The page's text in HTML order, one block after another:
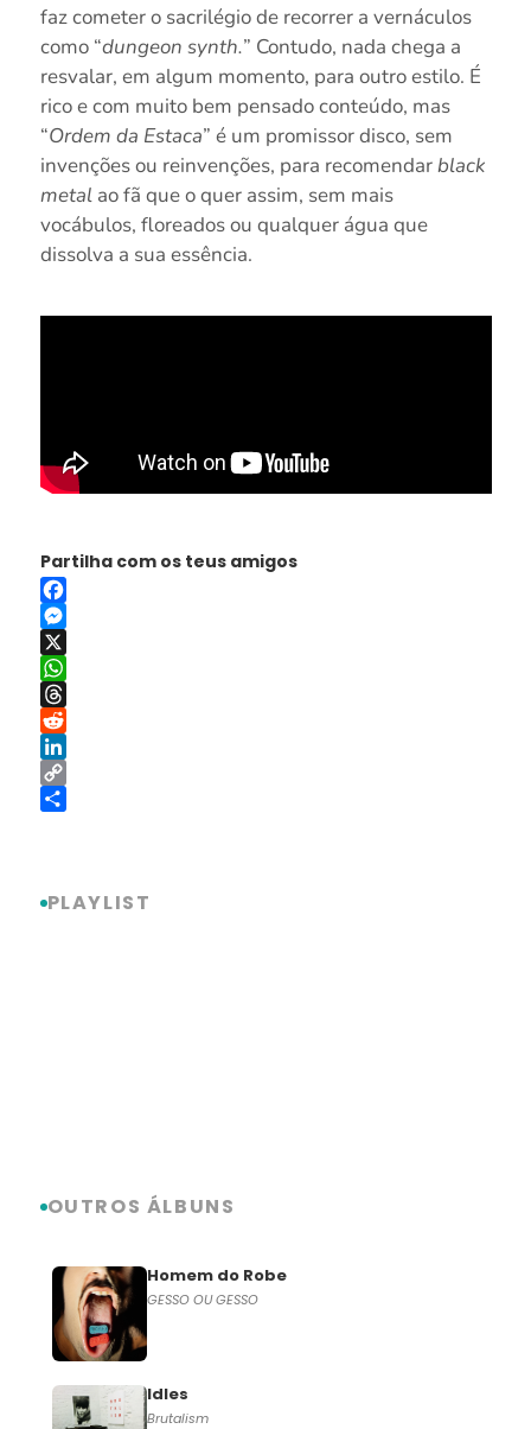
faz cometer o sacrilégio de recorrer a vernáculos
como “dungeon synth.” Contudo, nada chega a
resvalar, em algum momento, para outro estilo. É
rico e com muito bem pensado conteúdo, mas
“Ordem da Estaca” é um promissor disco, sem
invenções ou reinvenções, para recomendarblack
metalao fã que o quer assim, sem mais
vocábulos, floreados ou qualquer água que
dissolva a sua essência.
Partilha com os teus amigos
Facebook
Messenger
X
WhatsApp
Threads
Reddit
LinkedIn
Copy
PLAYLIST
OUTROS ÁLBUNS
Homem do Robe
GESSO OU GESSO
Idles
Brutalism